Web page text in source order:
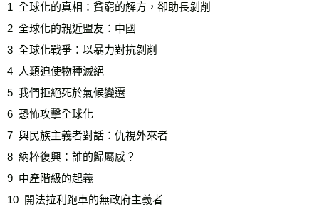
1  全球化的真相：貧窮的解方，卻助長剝削
2  全球化的親近盟友：中國
3  全球化戰爭：以暴力對抗剝削
4  人類迫使物種滅絕
5  我們拒絕死於氣候變遷
6  恐怖攻擊全球化
7  與民族主義者對話：仇視外來者
8  納粹復興：誰的歸屬感？
9  中產階級的起義
10  開法拉利跑車的無政府主義者